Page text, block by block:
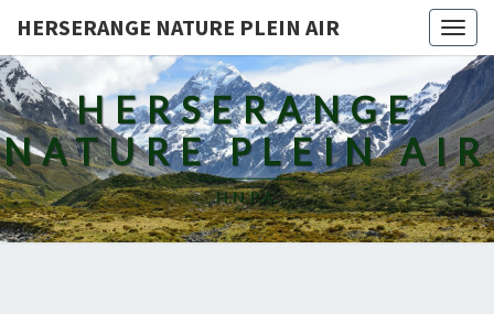
HERSERANGE NATURE PLEIN AIR
HERSERANGE
NATURE PLEIN AIR
H.N.P.A.